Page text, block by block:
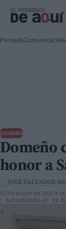
PortadaComunitat
DOMEÑO
Domeño
honor a
JOSÉ SALVADOR
02 de mayo de 2026 a
Actualizado el: 02